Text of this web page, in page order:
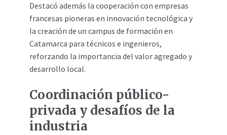
Destacó además la cooperación con empresas
francesas pioneras en innovación tecnológica y
la creación de un campus de formación en
Catamarca para técnicos e ingenieros,
reforzando la importancia del valor agregado y
desarrollo local.
Coordinación público-
privada y desafíos de la
industria